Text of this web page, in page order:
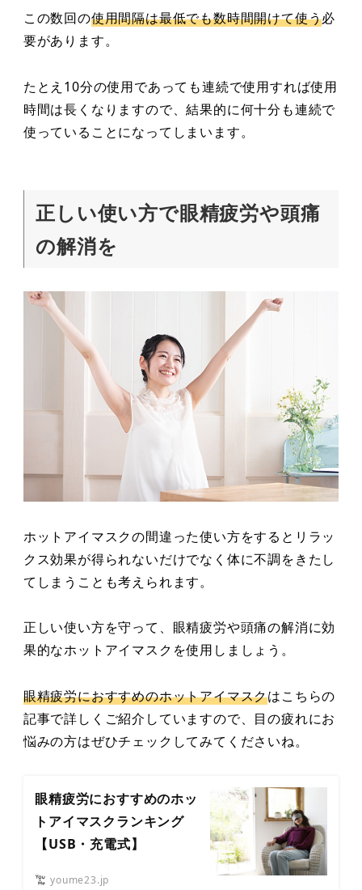
この数回の使用間隔は最低でも数時間開けて使う必
要があります。
たとえ10分の使用であっても連続で使用すれば使用
時間は長くなりますので、結果的に何十分も連続で
使っていることになってしまいます。
正しい使い方で眼精疲労や頭痛
の解消を
ホットアイマスクの間違った使い方をするとリラッ
クス効果が得られないだけでなく体に不調をきたし
てしまうことも考えられます。
正しい使い方を守って、眼精疲労や頭痛の解消に効
果的なホットアイマスクを使用しましょう。
眼精疲労におすすめのホットアイマスクはこちらの
記事で詳しくご紹介していますので、目の疲れにお
悩みの方はぜひチェックしてみてくださいね。
眼精疲労におすすめのホッ
トアイマスクランキング
【USB・充電式】
youme23.jp